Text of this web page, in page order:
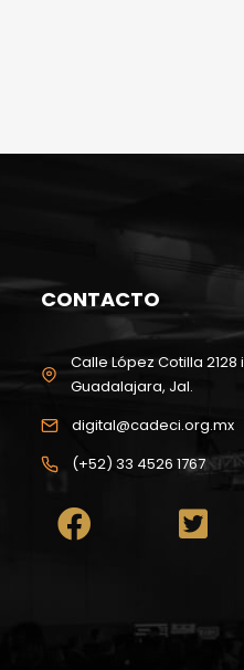
CONTACTO
Calle López Cotilla 2128
Guadalajara, Jal.
digital@cadeci.org.mx
(+52) 33 4526 1767